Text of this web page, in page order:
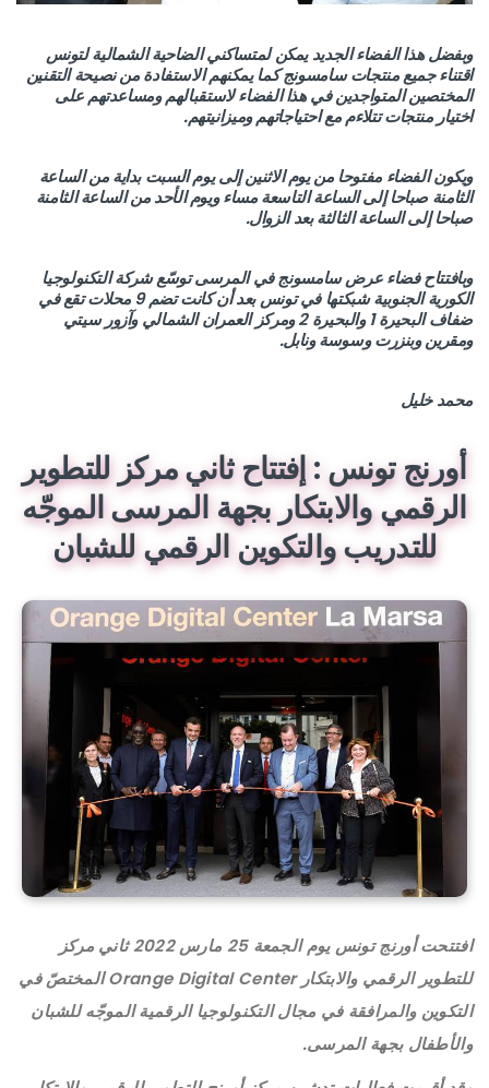
وبفضل هذا الفضاء الجديد يمكن لمتساكني الضاحية الشمالية لتونس
اقتناء جميع منتجات سامسونج كما يمكنهم الاستفادة من نصيحة التقنين
المختصين المتواجدين في هذا الفضاء لاستقبالهم ومساعدتهم على
اختيار منتجات تتلاءم مع احتياجاتهم وميزانيتهم.
ويكون الفضاء مفتوحا من يوم الاثنين إلى يوم السبت بداية من الساعة
الثامنة صباحا إلى الساعة التاسعة مساء ويوم الأحد من الساعة الثامنة
صباحا إلى الساعة الثالثة بعد الزوال.
وبافتتاح فضاء عرض سامسونج في المرسى توسّع شركة التكنولوجيا
الكورية الجنوبية شبكتها في تونس بعد أن كانت تضم 9 محلات تقع في
ضفاف البحيرة 1 والبحيرة 2 ومركز العمران الشمالي وآزور سيتي
ومقرين وبنزرت وسوسة ونابل.
محمد خليل
أورنج تونس : إفتتاح ثاني مركز للتطوير
الرقمي والابتكار بجهة المرسى الموجّه
للتدريب والتكوين الرقمي للشبان
افتتحت أورنج تونس يوم الجمعة 25 مارس 2022 ثاني مركز
للتطوير الرقمي والابتكار Orange Digital Center المختصّ في
التكوين والمرافقة في مجال التكنولوجيا الرقمية الموجّه للشبان
والأطفال بجهة المرسى.